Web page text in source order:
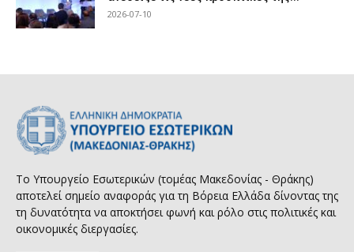
2026-07-10
Το Υπουργείο Εσωτερικών (τομέας Μακεδονίας - Θράκης)
αποτελεί σημείο αναφοράς για τη Βόρεια Ελλάδα δίνοντας της
τη δυνατότητα να αποκτήσει φωνή και ρόλο στις πολιτικές και
οικονομικές διεργασίες.